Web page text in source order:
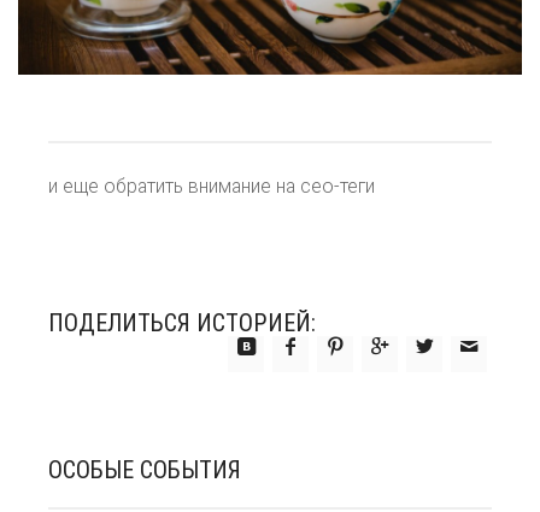
Пуэры зелёные
красные
Японские
и еще обратить внимание на сео-теги
ПОДЕЛИТЬСЯ ИСТОРИЕЙ:
ОСОБЫЕ СОБЫТИЯ